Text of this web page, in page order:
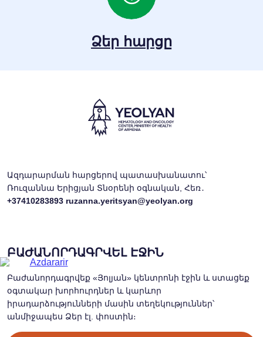
Ձեր հարցը
Ազդարարման հարցերով պատասխանատու՝
Ռուզաննա Երիցյան Տնօրենի օգնական, Հեռ․
+37410283893 ruzanna.yeritsyan@yeolyan.org
ԲԱԺԱՆՈՐԴԱԳՐՎԵԼ ԷՋԻՆ
Բաժանորդագրվեք «Յոլյան» կենտրոնի էջին և ստացեք
օգտակար խորհուրդներ և կարևոր
իրադարձությունների մասին տեղեկություններ՝
անմիջապես Ձեր էլ. փոստին։